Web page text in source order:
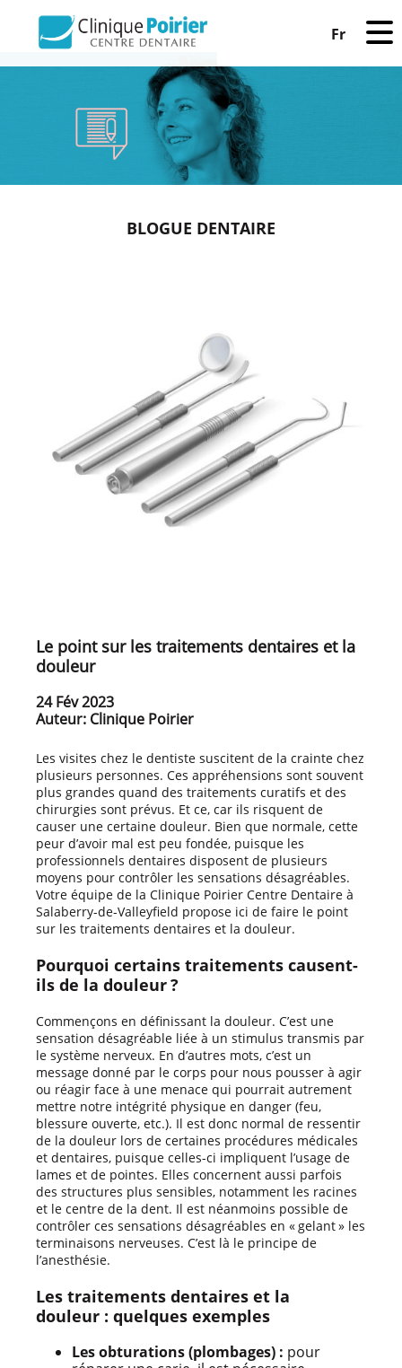
Fr
BLOGUE DENTAIRE
Le point sur les traitements dentaires et la
douleur
24 Fév 2023
Auteur: Clinique Poirier
Les visites chez le dentiste suscitent de la crainte chez
plusieurs personnes. Ces appréhensions sont souvent
plus grandes quand des traitements curatifs et des
chirurgies sont prévus. Et ce, car ils risquent de
causer une certaine douleur. Bien que normale, cette
peur d’avoir mal est peu fondée, puisque les
professionnels dentaires disposent de plusieurs
moyens pour contrôler les sensations désagréables.
Votre équipe de la Clinique Poirier Centre Dentaire à
Salaberry-de-Valleyfield propose ici de faire le point
sur les traitements dentaires et la douleur.
Pourquoi certains traitements causent-
ils de la douleur ?
Commençons en définissant la douleur. C’est une
sensation désagréable liée à un stimulus transmis par
le système nerveux. En d’autres mots, c’est un
message donné par le corps pour nous pousser à agir
ou réagir face à une menace qui pourrait autrement
mettre notre intégrité physique en danger (feu,
blessure ouverte, etc.). Il est donc normal de ressentir
de la douleur lors de certaines procédures médicales
et dentaires, puisque celles-ci impliquent l’usage de
lames et de pointes. Elles concernent aussi parfois
des structures plus sensibles, notamment les racines
et le centre de la dent. Il est néanmoins possible de
contrôler ces sensations désagréables en « gelant » les
terminaisons nerveuses. C’est là le principe de
l’anesthésie.
Les traitements dentaires et la
douleur : quelques exemples
Les obturations (plombages) : pour